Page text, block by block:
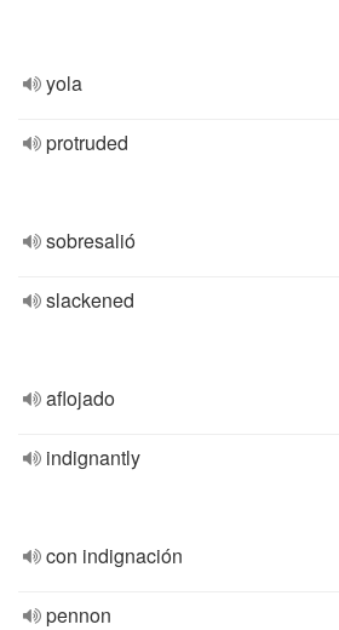
yola
protruded
sobresalió
slackened
aflojado
indignantly
con indignación
pennon